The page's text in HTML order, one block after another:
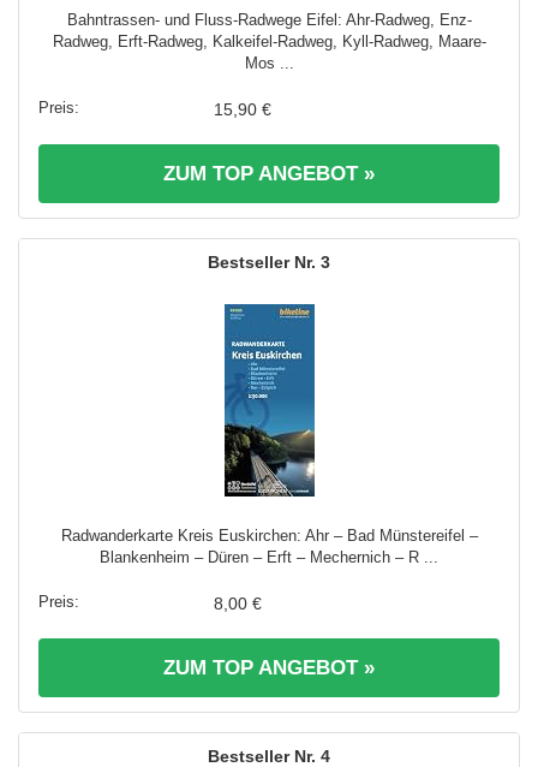
Bahntrassen- und Fluss-Radwege Eifel: Ahr-Radweg, Enz-
Radweg, Erft-Radweg, Kalkeifel-Radweg, Kyll-Radweg, Maare-
Mos ...
15,90 €
ZUM TOP ANGEBOT »
3
Radwanderkarte Kreis Euskirchen: Ahr – Bad Münstereifel –
Blankenheim – Düren – Erft – Mechernich – R ...
8,00 €
ZUM TOP ANGEBOT »
4